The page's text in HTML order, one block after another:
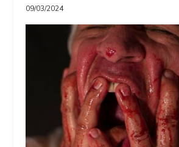
09/03/2024